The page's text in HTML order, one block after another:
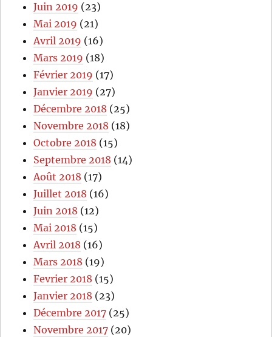
Juin 2019 (23)
Mai 2019 (21)
Avril 2019 (16)
Mars 2019 (18)
Février 2019 (17)
Janvier 2019 (27)
Décembre 2018 (25)
Novembre 2018 (18)
Octobre 2018 (15)
Septembre 2018 (14)
Août 2018 (17)
Juillet 2018 (16)
Juin 2018 (12)
Mai 2018 (15)
Avril 2018 (16)
Mars 2018 (19)
Fevrier 2018 (15)
Janvier 2018 (23)
Décembre 2017 (25)
Novembre 2017 (20)